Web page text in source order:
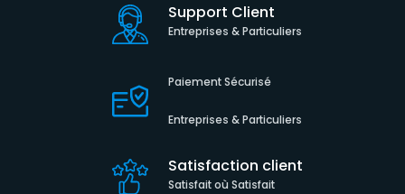
Support Client
Entreprises & Particuliers
Paiement Sécurisé
Entreprises & Particuliers
Satisfaction client
Satisfait où Satisfait